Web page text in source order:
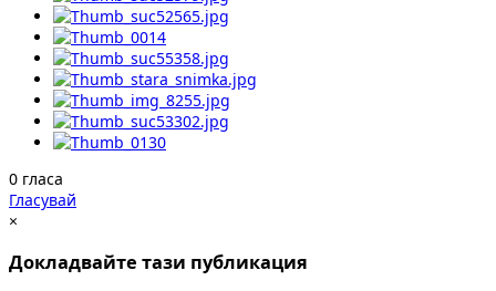
0 гласа
Гласувай
×
Докладвайте тази публикация